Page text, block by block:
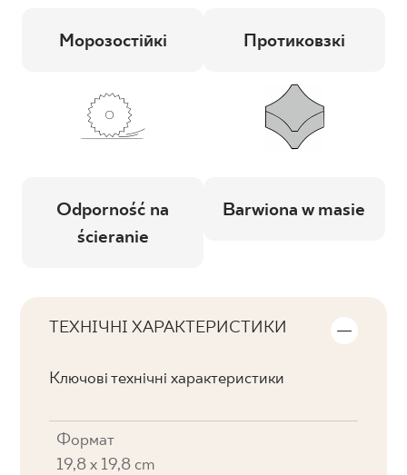
Морозостійкі Протиковзкі
Odporność na
ścieranie
Barwiona w masie
ТЕХНІЧНІ ХАРАКТЕРИСТИКИ
Ключові технічні характеристики
Формат
19,8 x 19,8 cm